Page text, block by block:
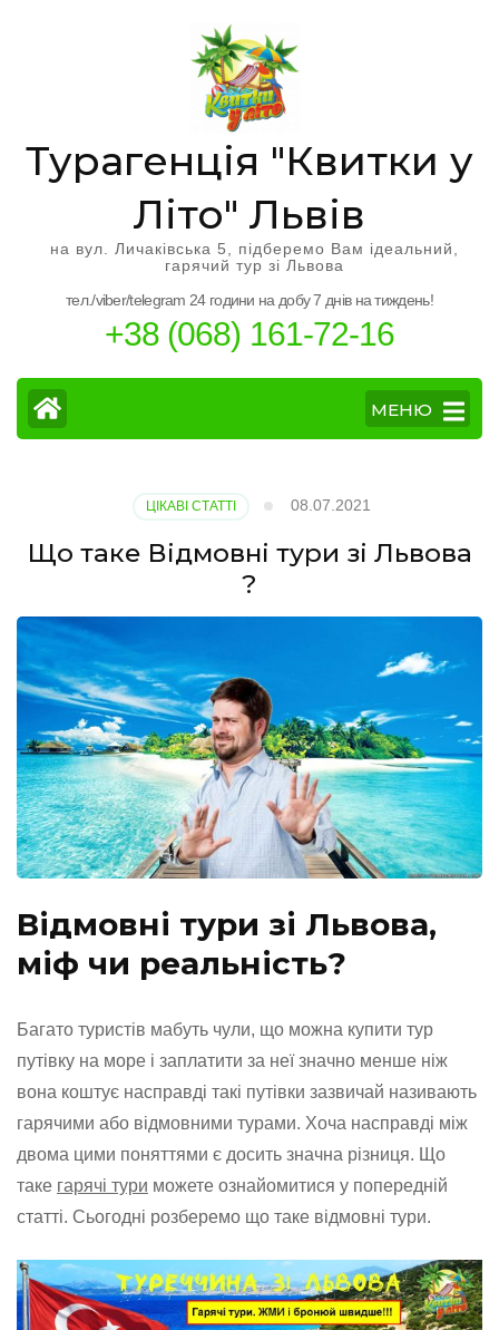
Турагенція "Квитки у
Літо" Львів
на вул. Личаківська 5, підберемо Вам ідеальний,
гарячий тур зі Львова
тел./viber/telegram 24 години на добу 7 днів на тиждень!
+38 (068) 161-72-16
МЕНЮ
ЦІКАВІ СТАТТІ 08.07.2021
Що таке Відмовні тури зі Львова
?
Відмовні тури зі Львова,
міф чи реальність?
Багато туристів мабуть чули, що можна купити тур
путівку на море і заплатити за неї значно менше ніж
вона коштує насправді такі путівки зазвичай називають
гарячими або відмовними турами. Хоча насправді між
двома цими поняттями є досить значна різниця. Що
таке гарячі тури можете ознайомитися у попередній
статті. Сьогодні розберемо що таке відмовні тури.